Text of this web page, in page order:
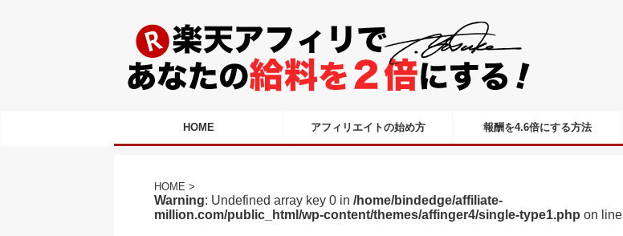
HOME アフィリエイトの始め方 報酬を4.6倍にする方法
HOME >
Warning: Undefined array key 0 in /home/bindedge/affiliate-
million.com/public_html/wp-content/themes/affinger4/single-type1.php on line